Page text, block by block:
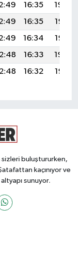
16:35
19:39
16:35
19:37
16:34
19:36
16:33
19:34
16:32 19:33
buluştururken,
kaçınıyor ve
sunuyor.